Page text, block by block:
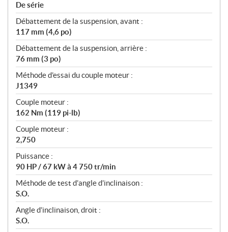
De série
Débattement de la suspension, avant :
117 mm (4,6 po)
Débattement de la suspension, arrière :
76 mm (3 po)
Méthode d’essai du couple moteur :
J1349
Couple moteur :
162 Nm (119 pi-lb)
Couple moteur :
2,750
Puissance :
90 HP / 67 kW à 4 750 tr/min
Méthode de test d’angle d’inclinaison :
S.O.
Angle d’inclinaison, droit :
S.O.